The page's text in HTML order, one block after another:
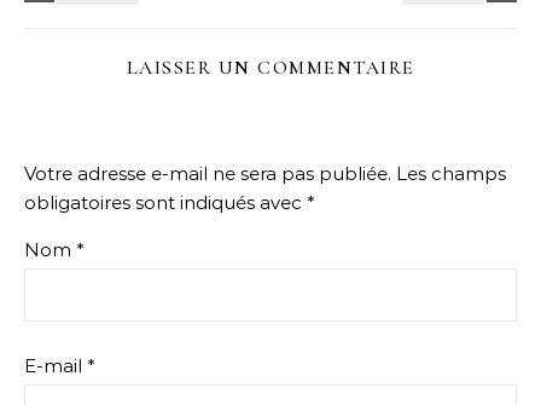
LAISSER UN COMMENTAIRE
Votre adresse e-mail ne sera pas publiée. Les champs
obligatoires sont indiqués avec *
Nom *
E-mail *